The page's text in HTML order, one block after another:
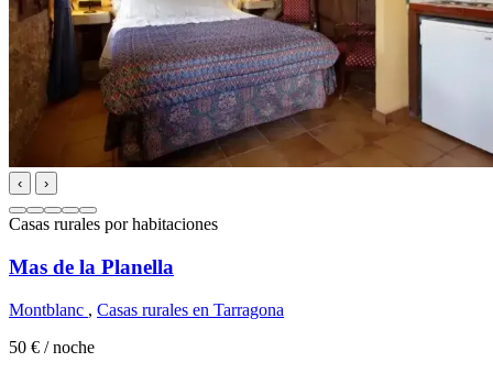
‹ ›
Casas rurales por habitaciones
Mas de la Planella
Montblanc , Casas rurales en Tarragona
50 € / noche